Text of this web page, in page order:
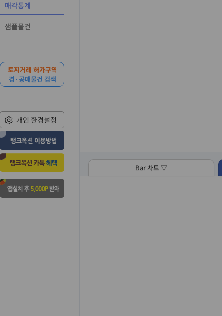
매각통계
샘플물건
토지거래 허가구역
경·공매물건 검색
개인 환경설정
Bar 차트